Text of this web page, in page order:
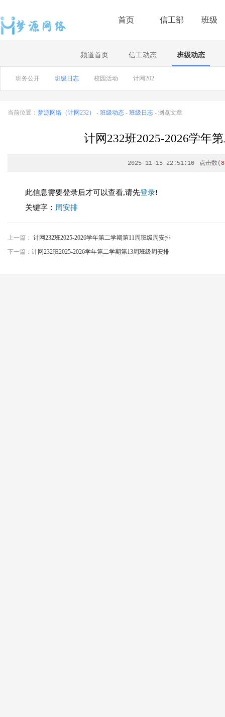
首页 信工部 班级
频道首页 信工动态 班级动态
班务公开 班级日志 校园活动 计网202
当前位置： 梦源网络（计网232） - 班级动态 - 班级日志 - 浏览文章
计网232班2025-2026学年
2025-11-15 22:51:10 点击数(
此信息需要登录后才可以查看,请先登录!
关键字： 周安排
上一篇： 计网232班2025-2026学年第二学期第11周班级周安排
下一篇： 计网232班2025-2026学年第二学期第13周班级周安排